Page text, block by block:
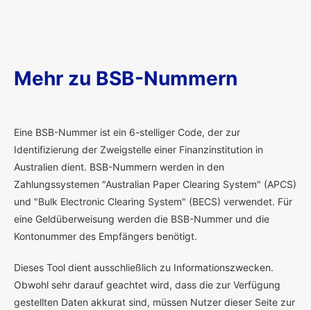
Mehr zu BSB-Nummern
Eine BSB-Nummer ist ein 6-stelliger Code, der zur
Identifizierung der Zweigstelle einer Finanzinstitution in
Australien dient. BSB-Nummern werden in den
Zahlungssystemen "Australian Paper Clearing System" (APCS)
und "Bulk Electronic Clearing System" (BECS) verwendet. Für
eine Geldüberweisung werden die BSB-Nummer und die
Kontonummer des Empfängers benötigt.
Dieses Tool dient ausschließlich zu Informationszwecken.
Obwohl sehr darauf geachtet wird, dass die zur Verfügung
gestellten Daten akkurat sind, müssen Nutzer dieser Seite zur